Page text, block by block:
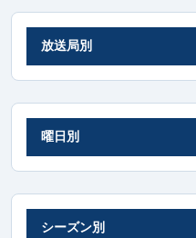
放送局別
曜日別
シーズン別